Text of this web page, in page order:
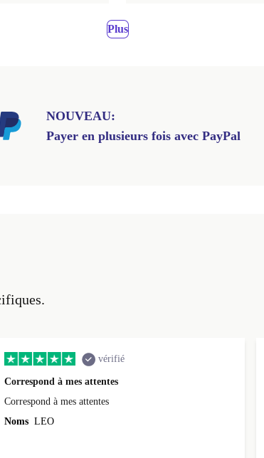
Plus
NOUVEAU:
Payer en plusieurs fois avec PayPal
vérifié
Correspond à mes attentes
Correspond à mes attentes
Noms LEO